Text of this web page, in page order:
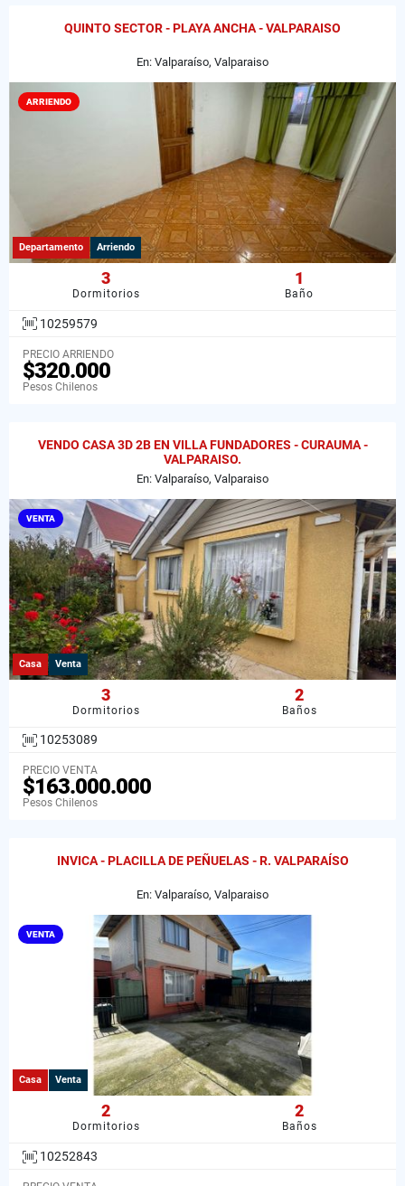
QUINTO SECTOR - PLAYA ANCHA - VALPARAISO
En: Valparaíso, Valparaiso
ARRIENDO
Departamento Arriendo
3
Dormitorios
1
Baño
10259579
PRECIO ARRIENDO
$320.000
Pesos Chilenos
VENDO CASA 3D 2B EN VILLA FUNDADORES - CURAUMA -
VALPARAISO.
En: Valparaíso, Valparaiso
VENTA
Casa Venta
3
Dormitorios
2
Baños
10253089
PRECIO VENTA
$163.000.000
Pesos Chilenos
INVICA - PLACILLA DE PEÑUELAS - R. VALPARAÍSO
En: Valparaíso, Valparaiso
VENTA
Casa Venta
2
Dormitorios
2
Baños
10252843